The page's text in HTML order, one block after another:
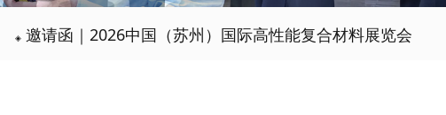
◈ 邀请函｜2026中国（苏州）国际高性能复合材料展览会